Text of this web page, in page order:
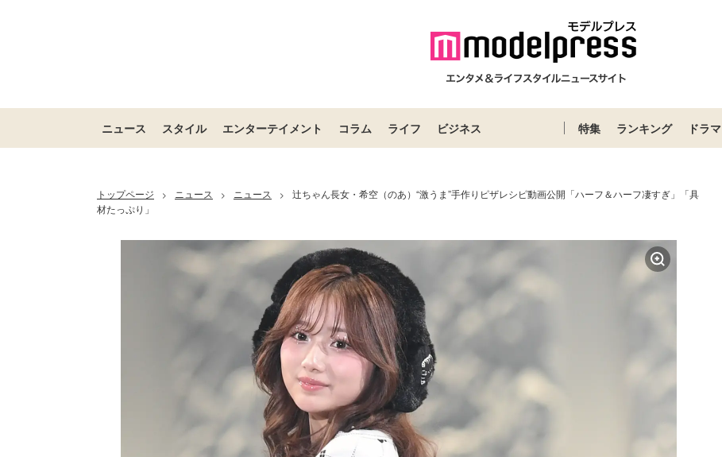
ニュース スタイル エンターテイメント コラム ライフ ビジネス 特集 ランキング ドラマ
トップページ > ニュース > ニュース >
辻ちゃん長女・希空（のあ）“激うま”手作りピザレシピ動画公開「ハーフ＆ハーフ凄すぎ」「具
材たっぷり」